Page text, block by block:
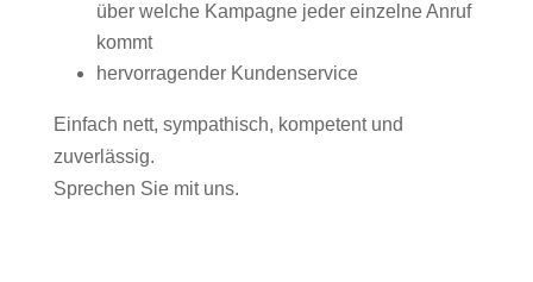
über welche Kampagne jeder einzelne Anruf
kommt
hervorragender Kundenservice
Einfach nett, sympathisch, kompetent und
zuverlässig.
Sprechen Sie mit uns.